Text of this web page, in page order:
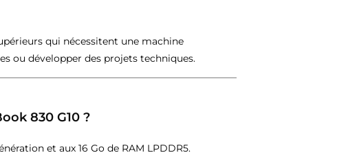
qui nécessitent une machine
ou développer des projets techniques.
830 G10 ?
et aux 16 Go de RAM LPDDR5.